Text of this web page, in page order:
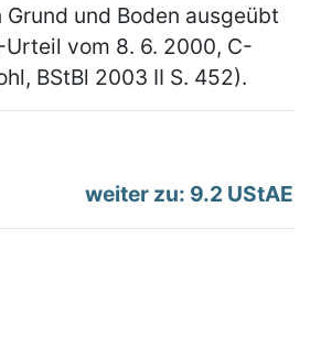
und Boden ausgeübt
Urteil vom 8. 6. 2000, C-
BStBl 2003 II S. 452).
weiter zu: 9.2 UStAE